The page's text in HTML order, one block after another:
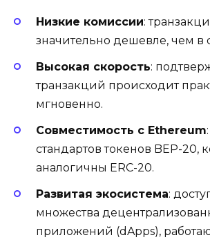
Низкие комиссии:
значительно дешевле, чем в
Высокая скорость:
транзакций происходит
мгновенно.
Совместимость с Ethereum
стандартов токенов BEP-20,
аналогичны ERC-20.
Развитая экосистема:
множества
приложений (dApps),